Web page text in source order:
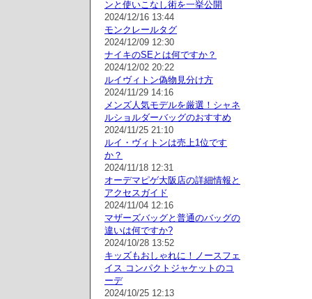
ンと使いこなし術を一挙公開
2024/12/16 13:44
モンクレールタグ
2024/12/09 12:30
ナイキのSEとは何ですか？
2024/12/02 20:22
ルイヴィトン偽物見分け方
2024/11/29 14:16
メンズ人気モデルを厳選！シャネ
ルショルダーバッグのおすすめ
2024/11/25 21:10
ルイ・ヴィトンは売上1位です
か？
2024/11/18 12:31
オーデマピゲ大阪店の詳細情報と
アクセスガイド
2024/11/04 12:16
マザーズバッグと普通のバッグの
違いは何ですか?
2024/10/28 13:52
キッズもおしゃれに！ノースフェ
イス コンパクトジャケットのコ
ーデ
2024/10/25 12:13